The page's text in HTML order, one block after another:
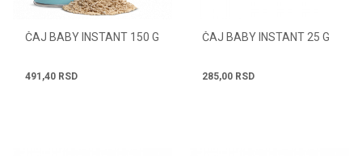
ČAJ BABY INSTANT 150 G
491,40 RSD
ČAJ BABY INSTANT 25 G
285,00 RSD